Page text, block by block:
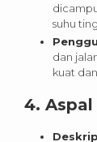
suhu
dan
kuat
4.